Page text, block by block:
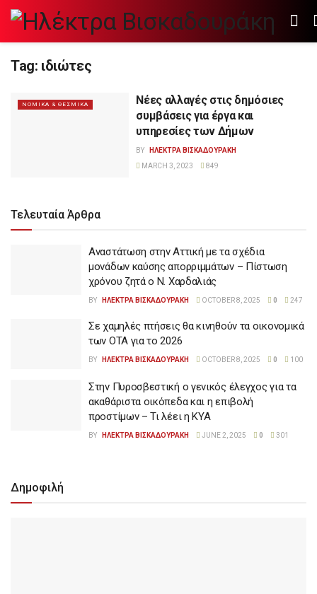
Tag: ιδιώτες
ΝΟΜΙΚΑ & ΘΕΣΜΙΚΑ
Νέες αλλαγές στις δημόσιες
συμβάσεις για έργα και
υπηρεσίες των Δήμων
BY
ΗΛΕΚΤΡΑ ΒΙΣΚΑΔΟΥΡΑΚΗ
MARCH 3, 2023
849
Τελευταία Άρθρα
Αναστάτωση στην Αττική με τα σχέδια
μονάδων καύσης απορριμμάτων – Πίστωση
χρόνου ζητά ο Ν. Χαρδαλιάς
BY ΗΛΕΚΤΡΑ ΒΙΣΚΑΔΟΥΡΑΚΗ OCTOBER 8, 2025 0 247
Σε χαμηλές πτήσεις θα κινηθούν τα οικονομικά
των ΟΤΑ για το 2026
BY ΗΛΕΚΤΡΑ ΒΙΣΚΑΔΟΥΡΑΚΗ OCTOBER 8, 2025 0 100
Στην Πυροσβεστική ο γενικός έλεγχος για τα
ακαθάριστα οικόπεδα και η επιβολή
προστίμων – Τι λέει η ΚΥΑ
BY ΗΛΕΚΤΡΑ ΒΙΣΚΑΔΟΥΡΑΚΗ JUNE 2, 2025 0 301
Δημοφιλή